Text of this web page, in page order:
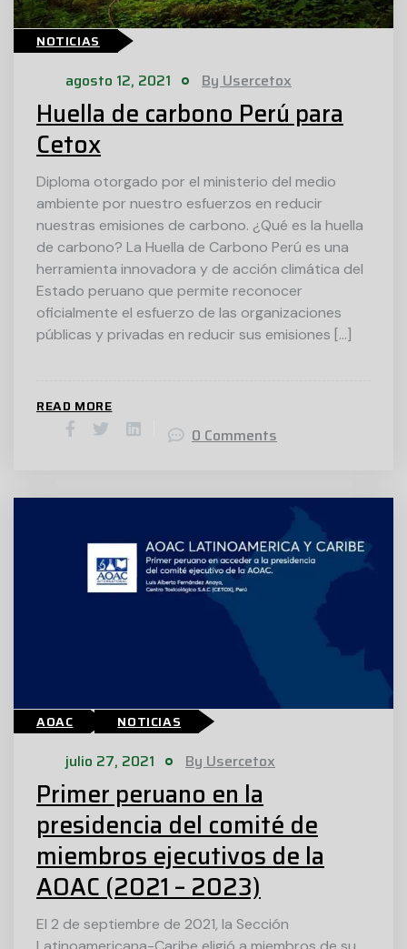
NOTICIAS
agosto 12, 2021 By Usercetox
Huella de carbono Perú para
Cetox
Diploma otorgado por el ministerio del medio
ambiente por nuestro esfuerzos en reducir
nuestras emisiones de carbono. ¿Qué es la huella
de carbono? La Huella de Carbono Perú es una
herramienta innovadora y de acción climática del
Estado peruano que permite reconocer
oficialmente el esfuerzo de las organizaciones
públicas y privadas en reducir sus emisiones […]
READ MORE
0 Comments
AOAC NOTICIAS
julio 27, 2021 By Usercetox
Primer peruano en la
presidencia del comité de
miembros ejecutivos de la
AOAC (2021 – 2023)
El 2 de septiembre de 2021, la Sección